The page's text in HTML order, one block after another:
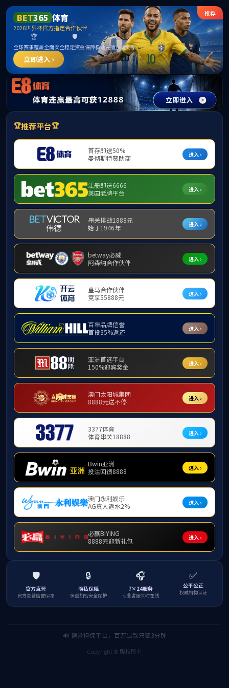
******
中国·yl88858永利(集团)官方网站-Ultra
Platform
首页 学院概况 师资力量
新闻公告
通知公告
学院
会。会
人才引
点评，
此